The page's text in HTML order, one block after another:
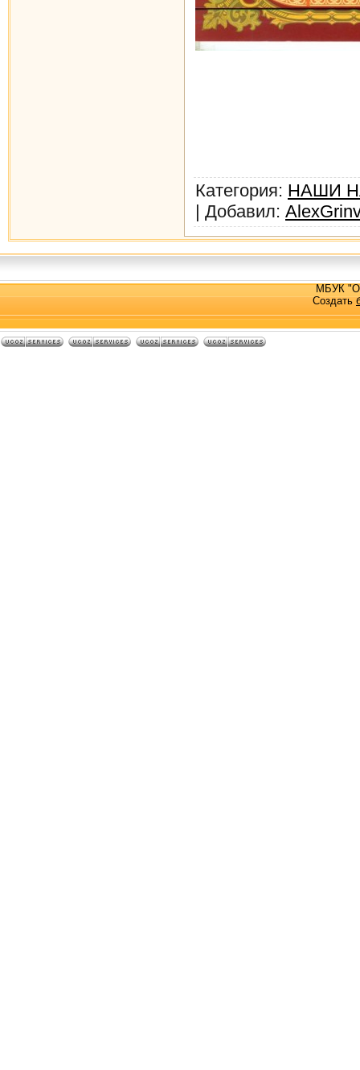
Категория: НАШИ
Добавил:
МБУК
Создать